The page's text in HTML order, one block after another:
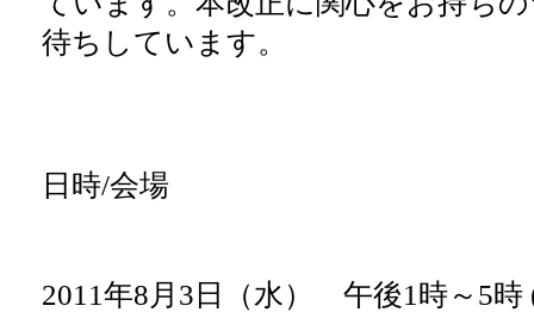
待ちしています。
日時/会場
2011年8月3日（水） 午後1時～5時